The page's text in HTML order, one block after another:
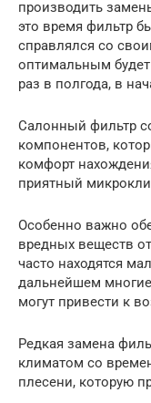
производить
это время фильтр
справлялся со
оптимальным
раз в полгода, в
Салонный фильтр
компонентов,
комфорт
приятный
Особенно важно
вредных веществ
часто находятся
дальнейшем
могут привести к
Редкая замена
климатом со
плесени, которую